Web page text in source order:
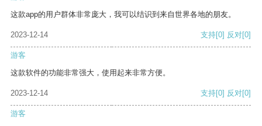
这款app的用户群体非常庞大，我可以结识到来自世界各地的朋友。
2023-12-14 支持[0] 反对[0]
游客
这款软件的功能非常强大，使用起来非常方便。
2023-12-14 支持[0] 反对[0]
游客